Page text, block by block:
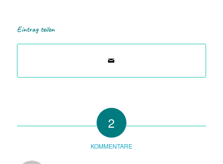
Eintrag teilen
2
KOMMENTARE